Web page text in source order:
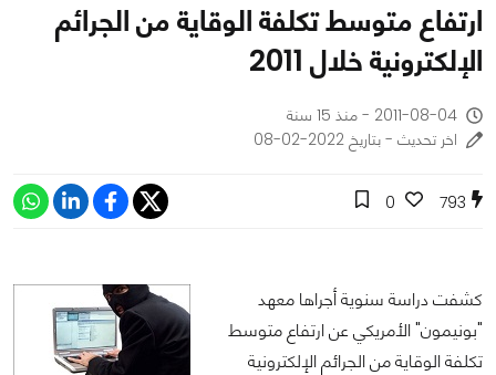
ارتفاع متوسط تكلفة الوقاية من الجرائم
الإلكترونية خلال 2011
2011-08-04 - منذ 15 سنة
اخر تحديث - بتاريخ 2022-02-08
793
0
كشفت دراسة سنوية أجراها معهد
"بونيمون" الأمريكي عن ارتفاع متوسط
تكلفة الوقاية من الجرائم الإلكترونية